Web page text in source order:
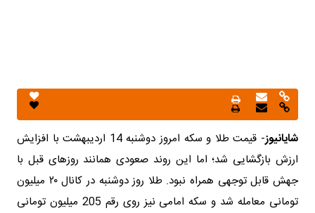
شایانیوز
- قیمت طلا و سکه امروز دوشنبه 14 اردیبهشت با افزایش
ارزش بازگشایی شد؛ اما این روند صعودی همانند روزهای قبل با
جهش قابل توجهی همراه نبود. طلا روز دوشنبه در کانال ۲۰ میلیون
تومانی معامله شد و سکه امامی نیز روی رقم 205 میلیون تومانی